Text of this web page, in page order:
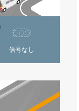
信号なし